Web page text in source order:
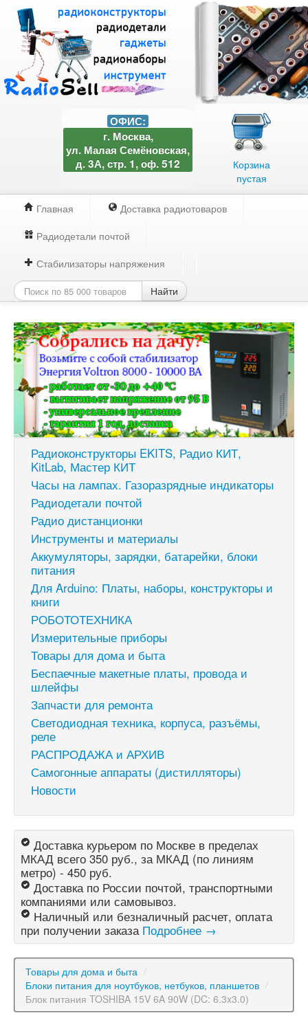
Корзина
пустая
ОФИС:
г. Москва,
ул. Малая Семёновская,
д. 3А, стр. 1, оф. 512
Главная
Доставка радиотоваров
Радиодетали почтой
Стабилизаторы напряжения
Найти
Радиоконструкторы EKITS, Радио КИТ,
KitLab, Мастер КИТ
Часы на лампах. Газоразрядные индикаторы
Радиодетали почтой
Радио дистанционки
Инструменты и материалы
Аккумуляторы, зарядки, батарейки, блоки
питания
Для Arduino: Платы, наборы, конструкторы и
книги
РОБОТОТЕХНИКА
Измерительные приборы
Товары для дома и быта
Беспаечные макетные платы, провода и
шлейфы
Запчасти для ремонта
Светодиодная техника, корпуса, разъёмы,
реле
РАСПРОДАЖА и АРХИВ
Самогонные аппараты (дистилляторы)
Новости
Доставка курьером по Москве в пределах
МКАД всего 350 руб., за МКАД (по линиям
метро) - 450 руб.
Доставка по России почтой, транспортными
компаниями или самовывоз.
Наличный или безналичный расчет, оплата
при получении заказа Подробнее →
Товары для дома и быта /
Блоки питания для ноутбуков, нетбуков, планшетов /
Блок питания TOSHIBA 15V 6A 90W (DC: 6.3x3.0)